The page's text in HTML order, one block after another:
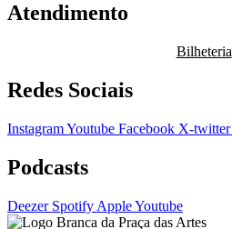
Atendimento
Bilheteria
Redes Sociais
InstagramYoutube Facebook X-twitter
Podcasts
Deezer Spotify AppleYoutube